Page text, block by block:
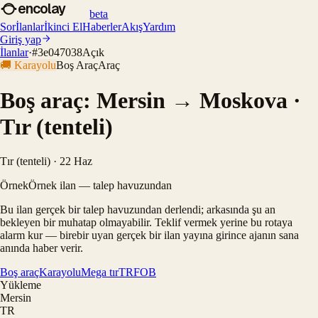
encolay
beta
Sorİlanlarİkinci ElHaberlerAkışYardım
Giriş yap
İlanlar·#3e047038Açık
🚚 KarayoluBoş AraçAraç
Boş araç: Mersin → Moskova ·
Tır (tenteli)
Tır (tenteli) · 22 Haz
ÖrnekÖrnek ilan — talep havuzundan
Bu ilan gerçek bir talep havuzundan derlendi; arkasında şu an
bekleyen bir muhatap olmayabilir. Teklif vermek yerine bu rotaya
alarm kur — birebir uyan gerçek bir ilan yayına girince ajanın sana
anında haber verir.
Boş araçKarayoluMega tırTRFOB
Yükleme
Mersin
TR